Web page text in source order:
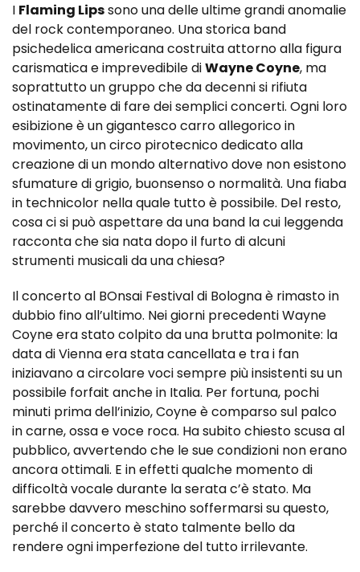
I Flaming Lipssono una delle ultime grandi anomalie
del rock contemporaneo. Una storica band
psichedelica americana costruita attorno alla figura
carismatica e imprevedibile diWayne Coyne, ma
soprattutto un gruppo che da decenni si rifiuta
ostinatamente di fare dei semplici concerti. Ogni loro
esibizione è un gigantesco carro allegorico in
movimento, un circo pirotecnico dedicato alla
creazione di un mondo alternativo dove non esistono
sfumature di grigio, buonsenso o normalità. Una fiaba
in technicolor nella quale tutto è possibile. Del resto,
cosa ci si può aspettare da una band la cui leggenda
racconta che sia nata dopo il furto di alcuni
strumenti musicali da una chiesa?
Il concerto al BOnsai Festival di Bologna è rimasto in
dubbio fino all’ultimo. Nei giorni precedenti Wayne
Coyne era stato colpito da una brutta polmonite: la
data di Vienna era stata cancellata e tra i fan
iniziavano a circolare voci sempre più insistenti su un
possibile forfait anche in Italia. Per fortuna, pochi
minuti prima dell’inizio, Coyne è comparso sul palco
in carne, ossa e voce roca. Ha subito chiesto scusa al
pubblico, avvertendo che le sue condizioni non erano
ancora ottimali. E in effetti qualche momento di
difficoltà vocale durante la serata c’è stato. Ma
sarebbe davvero meschino soffermarsi su questo,
perché il concerto è stato talmente bello da
rendere ogni imperfezione del tutto irrilevante.